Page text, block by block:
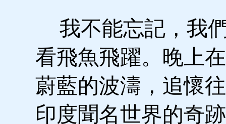
我不能忘記，我
看飛魚飛躍。晚上
蔚藍的波濤，追懷
印度聞名世界的奇